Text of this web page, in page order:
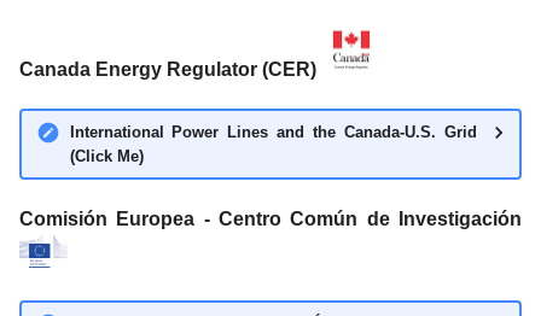
Canada Energy Regulator (CER)
International Power Lines and the Canada-U.S. Grid
(Click Me)
Comisión Europea - Centro Común de Investigación